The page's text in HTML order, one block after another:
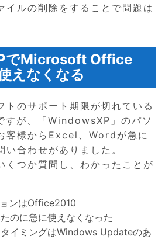
イルの削除をすることで問題は
でMicrosoft Office
えなくなる
トのサポート期限が切れている
すが、「WindowsXP」のパソ
客様からExcel、Wordが急に
合わせがありました。
くつか質問し、わかったことが
ンはOffice2010
のに急に使えなくなった
イミングはWindows Updateのあ